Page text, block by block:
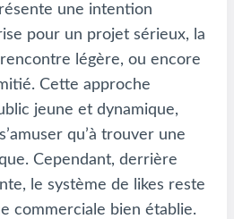
une intention
pour un projet sérieux, la
légère, ou encore
Cette approche
jeune et dynamique,
qu’à trouver une
Cependant, derrière
le système de likes reste
commerciale bien établie.